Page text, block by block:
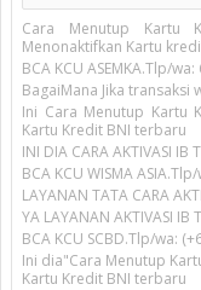
Cara Menutup Kartu
Menonaktifkan Kartu
BCA KCU ASEMKA.Tlp/
BagaiMana Jika
Ini Cara Menutup Kartu
Kartu Kredit BNI terbaru
INI DIA CARA AKTIVASI IB
BCA KCU WISMA
LAYANAN TATA CARA
YA LAYANAN AKTIVASI IB
BCA KCU SCBD.Tlp/wa:
Ini dia"Cara Menutup
Kartu Kredit BNI terbaru